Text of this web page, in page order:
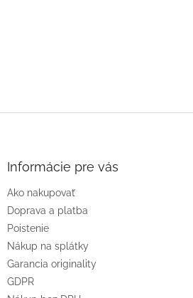
Informácie pre vás
Ako nakupovať
Doprava a platba
Poistenie
Nákup na splátky
Garancia originality
GDPR